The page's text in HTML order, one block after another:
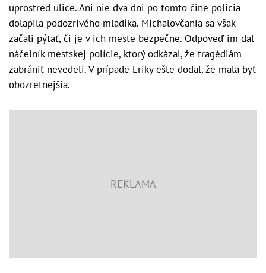
uprostred ulice. Ani nie dva dni po tomto čine polícia
dolapila podozrivého mladíka. Michalovčania sa však
začali pýtať, či je v ich meste bezpečne. Odpoveď im dal
náčelník mestskej polície, ktorý odkázal, že tragédiám
zabrániť nevedeli. V prípade Eriky ešte dodal, že mala byť
obozretnejšia.